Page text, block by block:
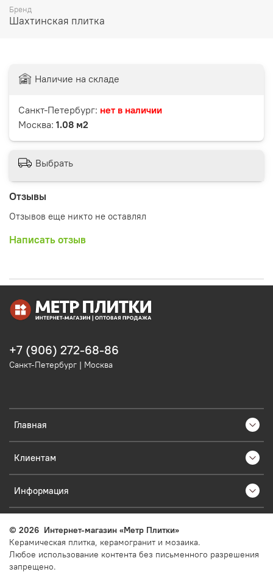
Бренд
Шахтинская плитка
Отзывы
Отзывов еще никто не оставлял
Написать отзыв
Наличие на складе
Санкт-Петербург: нет в наличии
Москва: 1.08 м2
Выбрать
Главная
Клиентам
Информация
+7 (906) 272-68-86
Санкт-Петербург | Москва
© 2026 Интернет-магазин «Метр Плитки»
Керамическая плитка, керамогранит и мозаика.
Любое использование контента без письменного разрешения
запрещено.